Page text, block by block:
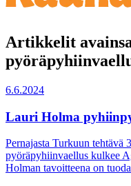
Artikkelit
6.6.2024
Lauri Holma
Pernajasta Turkuun tehtävä
pyöräpyhiinvaellus kulkee
Holman tavoitteena on